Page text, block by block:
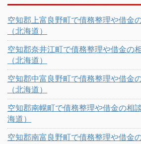
空知郡上富良野町で債務整理や借金
（北海道）
空知郡奈井江町で債務整理や借金の
（北海道）
空知郡中富良野町で債務整理や借金
（北海道）
空知郡南幌町で債務整理や借金の相
海道）
空知郡南富良野町で債務整理や借金